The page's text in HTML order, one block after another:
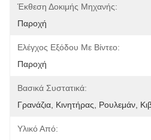
Έκθεση Δοκιμής Μηχανής:
Παροχή
Ελέγχος Εξόδου Με Βίντεο:
Παροχή
Βασικά Συστατικά:
Γρανάζια, Κινητήρας, Ρουλεμάν,
Υλικό Από: